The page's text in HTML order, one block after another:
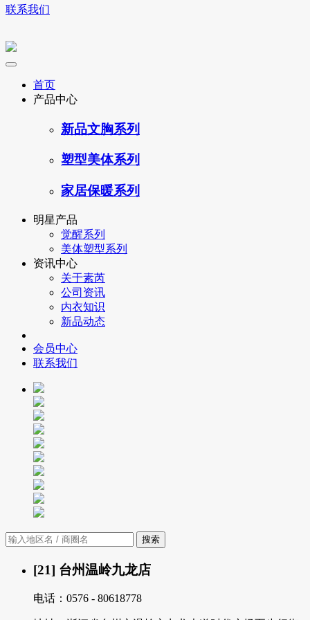
联系我们
首页
产品中心
新品文胸系列
塑型美体系列
家居保暖系列
明星产品
觉醒系列
美体塑型系列
资讯中心
关于素芮
公司资讯
内衣知识
新品动态
会员中心
联系我们
搜索
[21] 台州温岭九龙店
电话：0576 - 80618778